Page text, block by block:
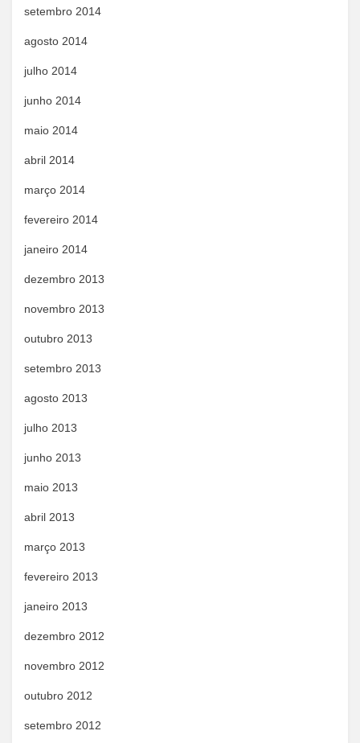
setembro 2014
agosto 2014
julho 2014
junho 2014
maio 2014
abril 2014
março 2014
fevereiro 2014
janeiro 2014
dezembro 2013
novembro 2013
outubro 2013
setembro 2013
agosto 2013
julho 2013
junho 2013
maio 2013
abril 2013
março 2013
fevereiro 2013
janeiro 2013
dezembro 2012
novembro 2012
outubro 2012
setembro 2012